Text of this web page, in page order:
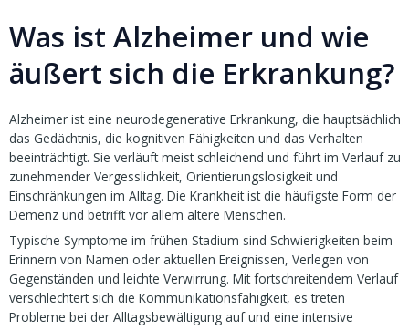
Was ist Alzheimer und wie
äußert sich die Erkrankung?
Alzheimer ist eine neurodegenerative Erkrankung, die hauptsächlich
das Gedächtnis, die kognitiven Fähigkeiten und das Verhalten
beeinträchtigt. Sie verläuft meist schleichend und führt im Verlauf zu
zunehmender Vergesslichkeit, Orientierungslosigkeit und
Einschränkungen im Alltag. Die Krankheit ist die häufigste Form der
Demenz und betrifft vor allem ältere Menschen.
Typische Symptome im frühen Stadium sind Schwierigkeiten beim
Erinnern von Namen oder aktuellen Ereignissen, Verlegen von
Gegenständen und leichte Verwirrung. Mit fortschreitendem Verlauf
verschlechtert sich die Kommunikationsfähigkeit, es treten
Probleme bei der Alltagsbewältigung auf und eine intensive